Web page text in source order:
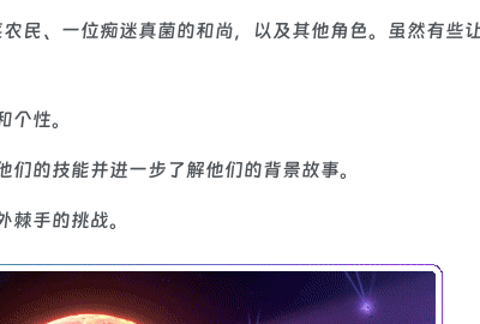
民、一位痴迷真菌的和尚，以及其他角色。虽然有些
性。
的技能并进一步了解他们的背景故事。
手的挑战。